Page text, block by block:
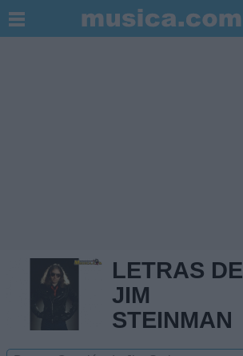
LETRAS DE
JIM
STEINMAN